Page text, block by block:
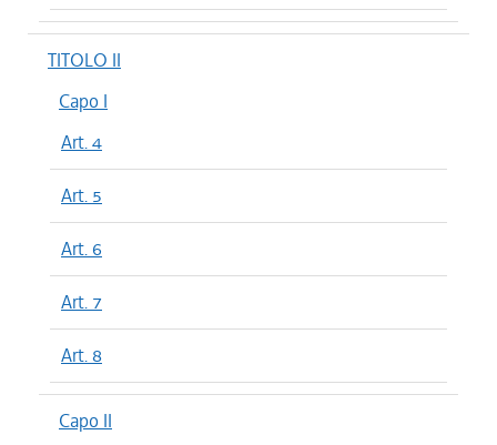
TITOLO II
Capo I
Art. 4
Art. 5
Art. 6
Art. 7
Art. 8
Capo II